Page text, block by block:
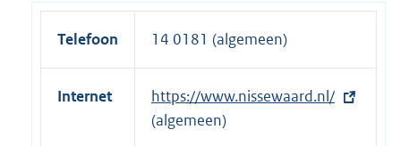
Telefoon 14 0181 (algemeen)
Internet
E
x
https://www.nissewaard.nl/
(algemeen)